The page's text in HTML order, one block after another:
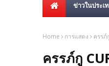
ข่าวในประเ
Home การแสดง ครรภ์
ครรภ์กู